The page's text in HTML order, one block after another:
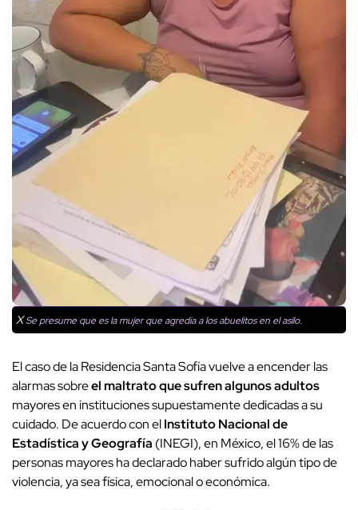
XSe presume que es la mujer que agredia a los abuelitos en el asilo.
El caso de la Residencia Santa Sofía vuelve a encender las
alarmas sobreel maltrato que sufren algunos adultos
mayores en instituciones supuestamente dedicadas a su
cuidado. De acuerdo con elInstituto Nacional de
Estadística y Geografía (INEGI), en México, el 16% de las
personas mayores ha declarado haber sufrido algún tipo de
violencia, ya sea física, emocional o económica.